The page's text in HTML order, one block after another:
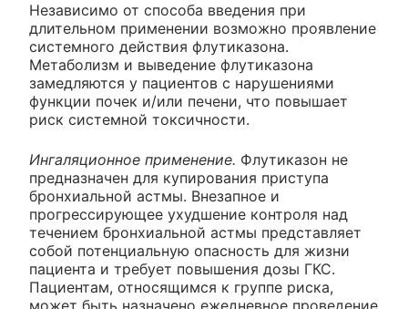
Независимо от способа введения при
длительном применении возможно проявление
системного действия флутиказона.
Метаболизм и выведение флутиказона
замедляются у пациентов с нарушениями
функции почек и/или печени, что повышает
риск системной токсичности.
Ингаляционное применение. Флутиказон не
предназначен для купирования приступа
бронхиальной астмы. Внезапное и
прогрессирующее ухудшение контроля над
течением бронхиальной астмы представляет
собой потенциальную опасность для жизни
пациента и требует повышения дозы ГКС.
Пациентам, относящимся к группе риска,